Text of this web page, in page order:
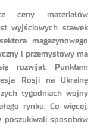
ceny materiałów
wyjściowych stawek
magazynowego
i przemysłowy ma
rozwijał. Punktem
Rosji na Ukrainę
tygodniach wojny
rynku. Co więcej,
poszukiwali sposobów